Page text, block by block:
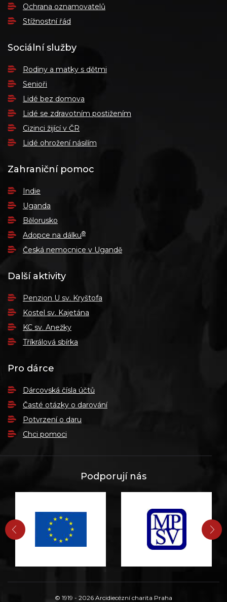
Ochrana oznamovatelů
Stížnostní řád
Sociální služby
Rodiny a matky s dětmi
Senioři
Lidé bez domova
Lidé se zdravotním postižením
Cizinci žijící v ČR
Lidé ohrožení násilím
Zahraniční pomoc
Indie
Uganda
Bělorusko
Adopce na dálku®
Česká nemocnice v Ugandě
Další aktivity
Penzion U sv. Kryštofa
Kostel sv. Kajetána
KC sv. Anežky
Tříkrálová sbírka
Pro dárce
Dárcovská čísla účtů
Časté otázky o darování
Potvrzení o daru
Chci pomoci
Podporují nás
PŘEDCHOZÍ
© 1919 - 2026 Arcidiecézní charita Praha